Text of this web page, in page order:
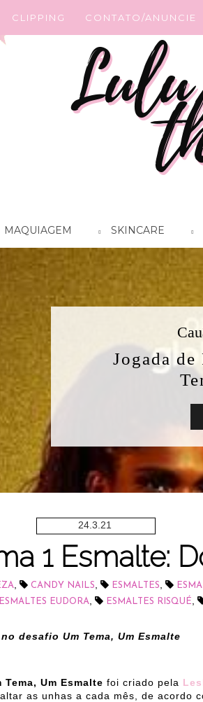
CLIPPING CONTATO/ANUNCIE
MAQUIAGEM SKINCARE
Jogada
24.3.21
1 Esmalte:
CANDY NAILS ESMALTES
ESMALTES EUDORA ESMALTES RISQUÉ
desafio Um Tema, Um Esmalte
Tema, Um Esmalte foi criado pela
as unhas a cada mês, de acordo